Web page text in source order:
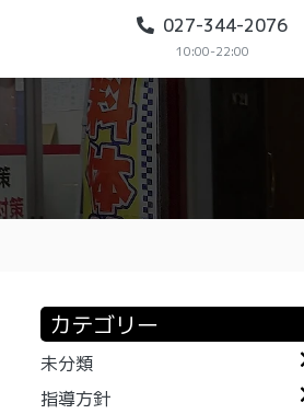
027-344-2076
10:00-22:00
カテゴリー
未分類
指導方針